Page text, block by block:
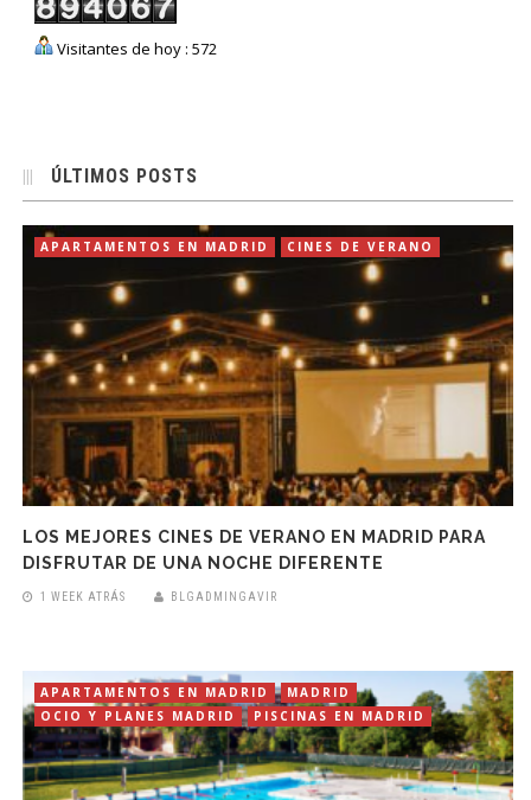
Visitantes de hoy : 572
ÚLTIMOS POSTS
APARTAMENTOS EN MADRID CINES DE VERANO
LOS MEJORES CINES DE VERANO EN MADRID PARA
DISFRUTAR DE UNA NOCHE DIFERENTE
1 WEEK ATRÁS BLGADMINGAVIR
APARTAMENTOS EN MADRID
MADRID
OCIO Y PLANES MADRID
PISCINAS EN MADRID